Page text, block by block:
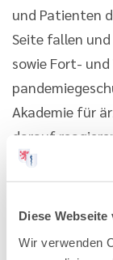
Diese
Wir verwenden
und Patienten
Seite fallen
sowie Fort-
Akademie für
darauf
Ende 2020
Kursbüchern
Reduzierung